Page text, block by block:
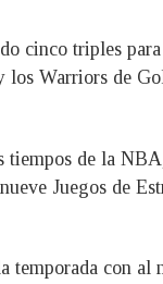
cinco triples
Warriors de
tiempos de la
Juegos de
con al